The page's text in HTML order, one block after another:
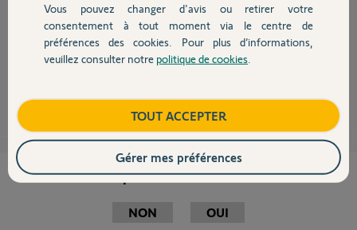
Devis avec un pro
Contact
Ajouter
Choisir une télécommande 1 way type Smoove iO
Cliquer sur continuer et attendre la découverte de l’alarme iO par le
TaHoma
Cette réponse vous a-t-elle aidé ?
NON OUI
Vous pouvez changer d'avis ou retirer votre
consentement à tout moment via le centre de
préférences des cookies. Pour plus d’informations,
veuillez consulter notre politique de cookies
TOUT ACCEPTER
Gérer mes préférences